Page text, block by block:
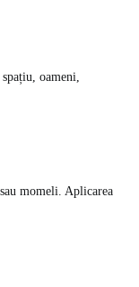
oameni,
momeli. Aplicarea